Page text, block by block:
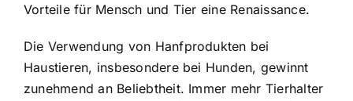
Vorteile für Mensch und Tier eine Renaissance.
Die Verwendung von Hanfprodukten bei
Haustieren, insbesondere bei Hunden, gewinnt
zunehmend an Beliebtheit. Immer mehr Tierhalter